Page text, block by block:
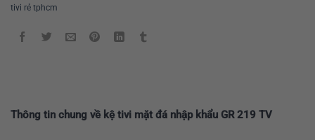
tivi rẻ tphcm
Thông tin chung về kệ tivi mặt đá nhập khẩu GR 219 TV